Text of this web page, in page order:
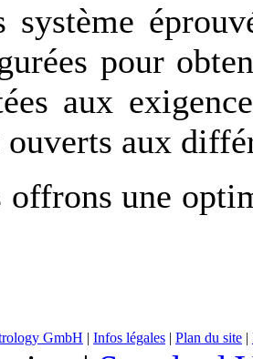
système
pour
aux
aux
offrons une
GmbH | Infos légales | Plan du site |